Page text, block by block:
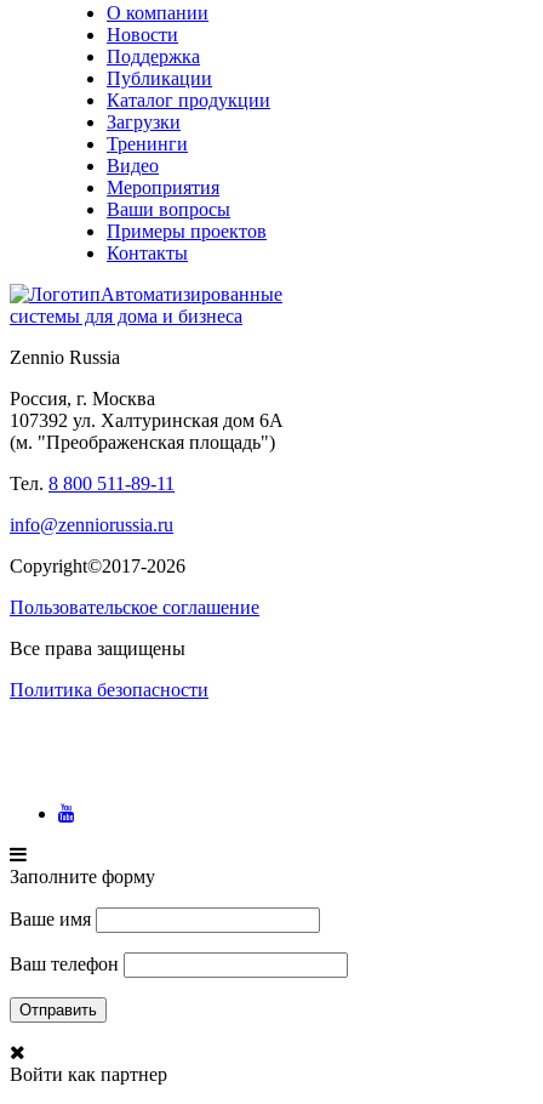
О компании
Новости
Поддержка
Публикации
Каталог продукции
Загрузки
Тренинги
Видео
Мероприятия
Ваши вопросы
Примеры проектов
Контакты
Автоматизированные
системы для дома и бизнеса
Zennio Russia
Россия, г. Москва
107392 ул. Халтуринская дом 6А
(м. "Преображенская площадь")
Тел. 8 800 511-89-11
info@zenniorussia.ru
Copyright©2017-2026
Пользовательское соглашение
Все права защищены
Политика безопасности
Заполните форму
Ваше имя
Ваш телефон
Войти как партнер